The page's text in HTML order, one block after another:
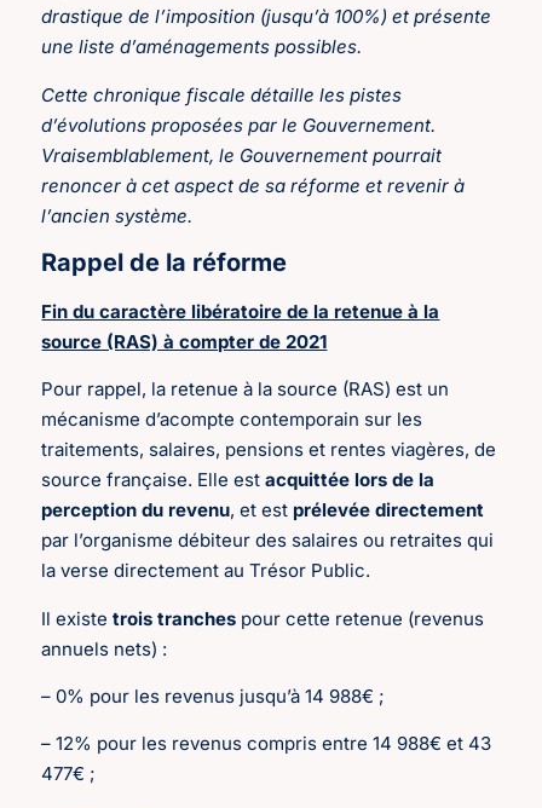
drastique de l’imposition (jusqu’à 100%) et présente
une liste d’aménagements possibles.
Cette chronique fiscale détaille les pistes
d’évolutions proposées par le Gouvernement.
Vraisemblablement, le Gouvernement pourrait
renoncer à cet aspect de sa réforme et revenir à
l’ancien système.
Rappel de la réforme
Fin du caractère libératoire de la retenue à la
source (RAS) à compter de 2021
Pour rappel, la retenue à la source (RAS) est un
mécanisme d’acompte contemporain sur les
traitements, salaires, pensions et rentes viagères, de
source française. Elle estacquittée lors de la
perception du revenu, et est prélevée directement
par l’organisme débiteur des salaires ou retraites qui
la verse directement au Trésor Public.
Il existetrois tranches pour cette retenue (revenus
annuels nets) :
– 0% pour les revenus jusqu’à 14 988€ ;
– 12% pour les revenus compris entre 14 988€ et 43
477€ ;